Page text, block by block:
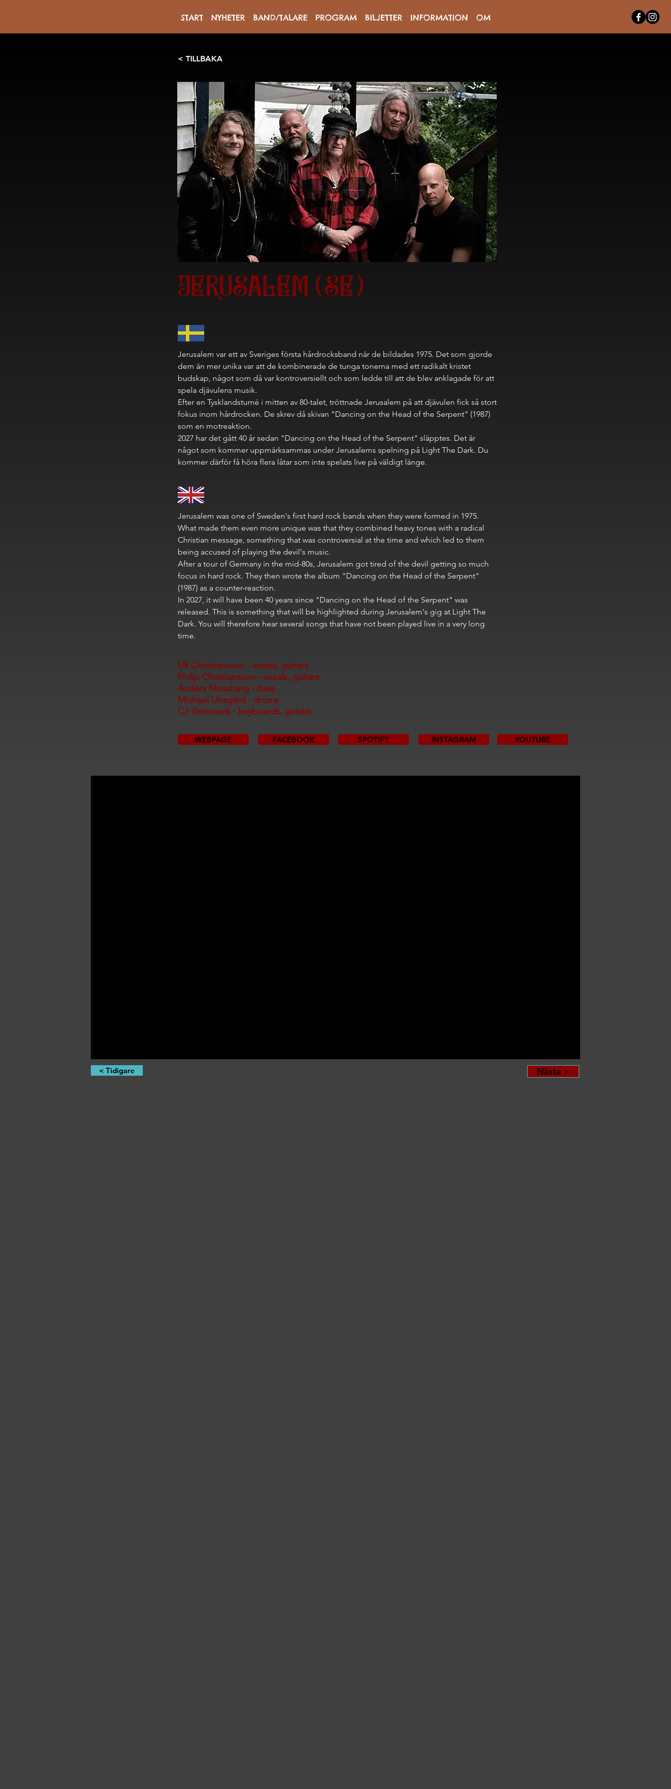
START NYHETER BAND/TALARE PROGRAM BILJETTER INFORMATION OM
< TILLBAKA
JERUSALEM (SE)
Jerusalem var ett av Sveriges första hårdrocksband när de bildades 1975. Det som gjorde
dem än mer unika var att de kombinerade de tunga tonerna med ett radikalt kristet
budskap, något som då var kontroversiellt och som ledde till att de blev anklagade för att
spela djävulens musik.
Efter en Tysklandsturné i mitten av 80-talet, tröttnade Jerusalem på att djävulen fick så stort
fokus inom hårdrocken. De skrev då skivan "Dancing on the Head of the Serpent" (1987)
som en motreaktion.
2027 har det gått 40 år sedan "Dancing on the Head of the Serpent" släpptes. Det är
något som kommer uppmärksammas under Jerusalems spelning på Light The Dark. Du
kommer därför få höra flera låtar som inte spelats live på väldigt länge.
Jerusalem was one of Sweden's first hard rock bands when they were formed in 1975.
What made them even more unique was that they combined heavy tones with a radical
Christian message, something that was controversial at the time and which led to them
being accused of playing the devil's music.
After a tour of Germany in the mid-80s, Jerusalem got tired of the devil getting so much
focus in hard rock. They then wrote the album "Dancing on the Head of the Serpent"
(1987) as a counter-reaction.
In 2027, it will have been 40 years since "Dancing on the Head of the Serpent" was
released. This is something that will be highlighted during Jerusalem's gig at Light The
Dark. You will therefore hear several songs that have not been played live in a very long
time.
Ulf Christiansson - vocals, guitars
Philip Christiansson - vocals, guitars
Anders Mossberg - bass
Michael Ulvsgärd - drums
CJ Grimmark - keyboards, guitars
WEBPAGE FACEBOOK SPOTIFY INSTAGRAM YOUTUBE
< Tidigare Nästa >